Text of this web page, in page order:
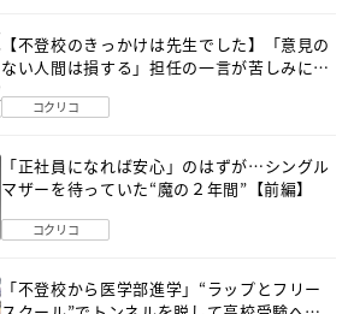
【不登校のきっかけは先生でした】「意見の
ない人間は損する」担任の一言が苦しみに…
コクリコ
「正社員になれば安心」のはずが…シングル
マザーを待っていた“魔の２年間”【前編】
コクリコ
「不登校から医学部進学」“ラップとフリー